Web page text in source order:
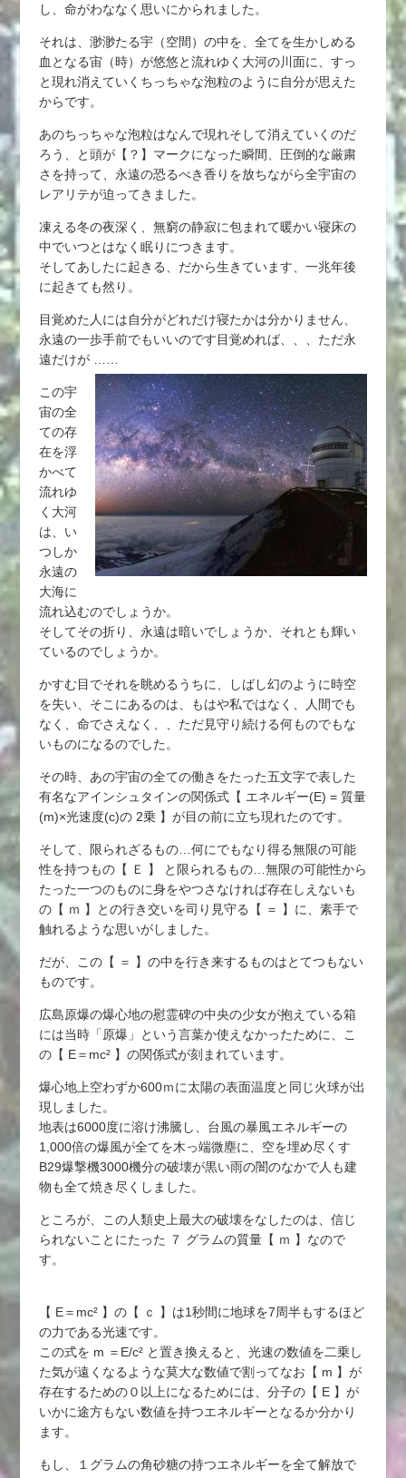
し、命がわななく思いにかられました。
それは、渺渺たる宇（空間）の中を、全てを生かしめる
血となる宙（時）が悠悠と流れゆく大河の川面に、すっ
と現れ消えていくちっちゃな泡粒のように自分が思えた
からです。
あのちっちゃな泡粒はなんで現れそして消えていくのだ
ろう、と頭が【？】マークになった瞬間、圧倒的な厳粛
さを持って、永遠の恐るべき香りを放ちながら全宇宙の
レアリテが迫ってきました。
凍える冬の夜深く、無窮の静寂に包まれて暖かい寝床の
中でいつとはなく眠りにつきます。
そしてあしたに起きる、だから生きています、一兆年後
に起きても然り。
目覚めた人には自分がどれだけ寝たかは分かりません、
永遠の一歩手前でもいいのです目覚めれば、、、ただ永
遠だけが ……
この宇
宙の全
ての存
在を浮
かべて
流れゆ
く大河
は、い
つしか
永遠の
大海に
流れ込むのでしょうか。
そしてその折り、永遠は暗いでしょうか、それとも輝い
ているのでしょうか。
かすむ目でそれを眺めるうちに、しばし幻のように時空
を失い、そこにあるのは、もはや私ではなく、人間でも
なく、命でさえなく、、ただ見守り続ける何ものでもな
いものになるのでした。
その時、あの宇宙の全ての働きをたった五文字で表した
有名なアインシュタインの関係式【 エネルギー(E) = 質量
(m)×光速度(c)の 2乗 】が目の前に立ち現れたのです。
そして、限られざるもの…何にでもなり得る無限の可能
性を持つもの【 Ｅ 】 と限られるもの…無限の可能性から
たった一つのものに身をやつさなければ存在しえないも
の【 ｍ 】との行き交いを司り見守る【 ＝ 】に、素手で
触れるような思いがしました。
だが、この【 ＝ 】の中を行き来するものはとてつもない
ものです。
広島原爆の爆心地の慰霊碑の中央の少女が抱えている箱
には当時「原爆」という言葉か使えなかったために、こ
の【 E＝mc² 】の関係式が刻まれています。
爆心地上空わずか600ｍに太陽の表面温度と同じ火球が出
現しました。
地表は6000度に溶け沸騰し、台風の暴風エネルギーの
1,000倍の爆風が全てを木っ端微塵に、空を埋め尽くす
B29爆撃機3000機分の破壊が黒い雨の闇のなかで人も建
物も全て焼き尽くしました。
ところが、この人類史上最大の破壊をなしたのは、信じ
られないことにたった ７ グラムの質量【 ｍ 】なので
す。
【 E＝mc² 】の【 ｃ 】は1秒間に地球を7周半もするほど
の力である光速です。
この式を m ＝E/c² と置き換えると、光速の数値を二乗し
た気が遠くなるような莫大な数値で割ってなお【 m 】が
存在するための０以上になるためには、分子の【 E 】が
いかに途方もない数値を持つエネルギーとなるか分かり
ます。
もし、１グラムの角砂糖の持つエネルギーを全て解放で